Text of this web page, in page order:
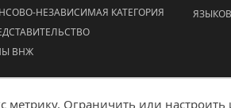
НЕЗАВИСИМАЯ КАТЕГОРИЯ
ВНЖ
Ограничить или настроить